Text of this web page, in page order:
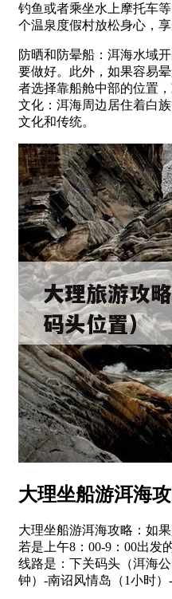
钓鱼或者乘坐水上摩托车
个温泉度假村放松身心，享
防晒和防晕船：洱海水域
要做好。此外，如果容易
者选择靠船舱中部的位置
文化：洱海周边居住着白
文化和传统。
大理坐船游洱海
大理坐船游洱海攻略：如
若是上午8：00-9：00出发
线路是：下关码头（洱海
钟）-南诏风情岛（1小时）